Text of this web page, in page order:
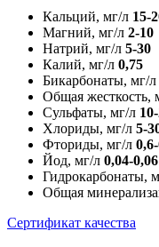
Кальций, мг/л 15-
Магний, мг/л 2-10
Натрий, мг/л 5-30
Калий, мг/л 0,75
Бикарбонаты, мг/л
Общая жесткость,
Сульфаты, мг/л
Хлориды, мг/л 5-
Фториды, мг/л
Йод, мг/л 0,04-0,06
Гидрокарбонаты,
Общая
Сертификат качества